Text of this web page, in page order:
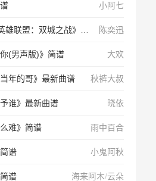
小阿七
陈奕迅
城之战》动画剧集中文主题曲)》简谱
大欢
(男声版)》简谱
秋裤大叔
年的哥》最新曲谱
晓依
谁》最新曲谱
雨中百合
难》简谱
小鬼阿秋
谱
海来阿木/云朵
谱